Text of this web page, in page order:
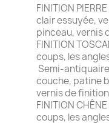
FINITION
clair essuyée,
pinceau, vernis
FINITION
coups, les
Semi-
couche, patine
vernis de
FINITION
coups, les